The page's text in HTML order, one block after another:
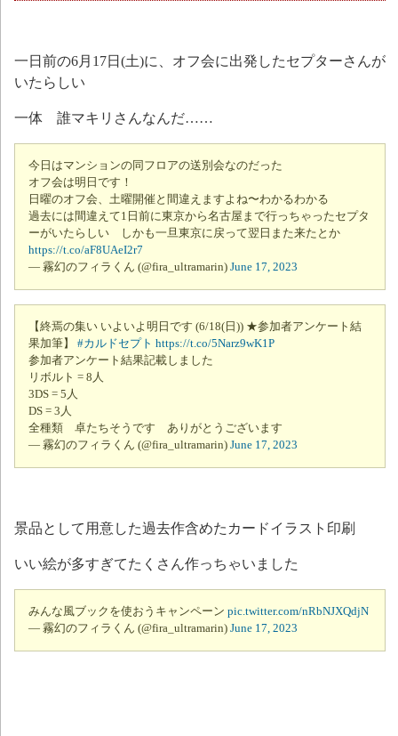
一日前の6月17日(土)に、オフ会に出発したセプターさんが
いたらしい
一体 誰マキリさんなんだ……
今日はマンションの同フロアの送別会なのだった
オフ会は明日です！
日曜のオフ会、土曜開催と間違えますよね〜わかるわかる
過去には間違えて1日前に東京から名古屋まで行っちゃったセプタ
ーがいたらしい しかも一旦東京に戻って翌日また来たとか
https://t.co/aF8UAeI2r7
— 霧幻のフィラくん (@fira_ultramarin) June 17, 2023
【終焉の集い いよいよ明日です (6/18(日)) ★参加者アンケート結
果加筆】 #カルドセプト https://t.co/5Narz9wK1P
参加者アンケート結果記載しました
リボルト = 8人
3DS = 5人
DS = 3人
全種類 卓たちそうです ありがとうございます
— 霧幻のフィラくん (@fira_ultramarin) June 17, 2023
景品として用意した過去作含めたカードイラスト印刷
いい絵が多すぎてたくさん作っちゃいました
みんな風ブックを使おうキャンペーン pic.twitter.com/nRbNJXQdjN
— 霧幻のフィラくん (@fira_ultramarin) June 17, 2023